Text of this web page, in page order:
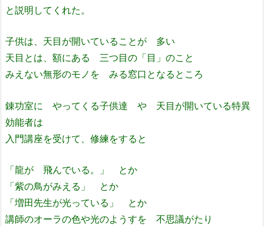
と説明してくれた。
子供は、天目が開いていることが 多い
天目とは、額にある 三つ目の「目」のこと
みえない無形のモノを みる窓口となるところ
錬功室に やってくる子供達 や 天目が開いている特異
効能者は
入門講座を受けて、修練をすると
「龍が 飛んでいる。」 とか
「紫の鳥がみえる」 とか
「増田先生が光っている」 とか
講師のオーラの色や光のようすを 不思議がたり